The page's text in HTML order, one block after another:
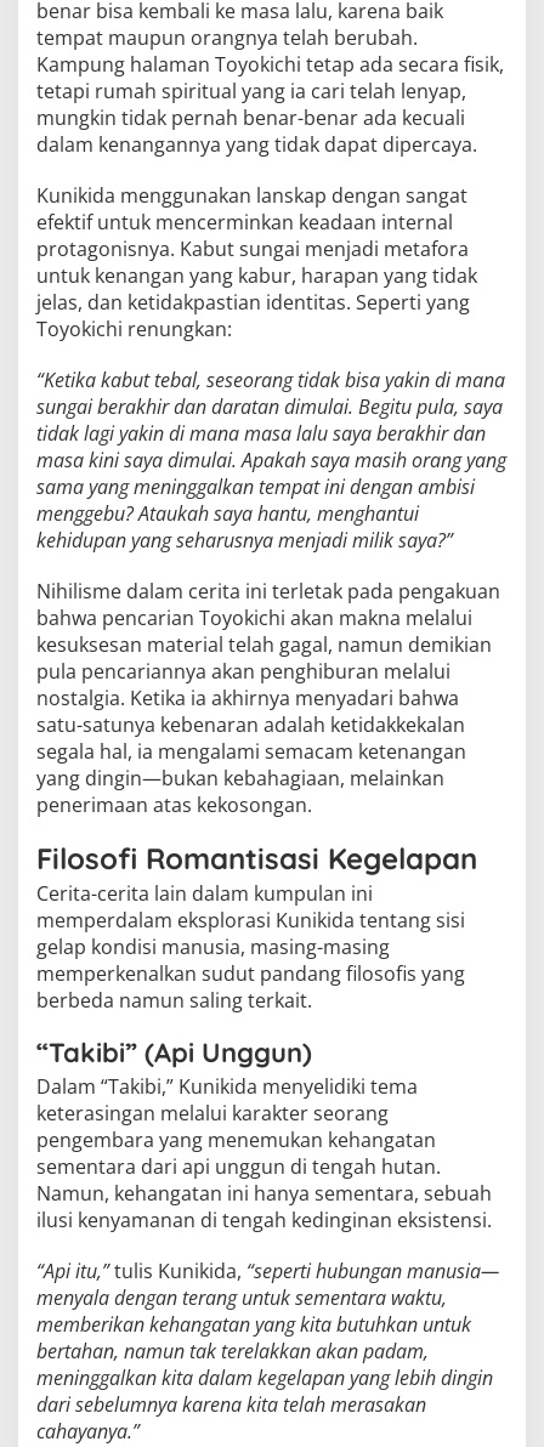
benar bisa kembali ke masa lalu, karena baik
tempat maupun orangnya telah berubah.
Kampung halaman Toyokichi tetap ada secara fisik,
tetapi rumah spiritual yang ia cari telah lenyap,
mungkin tidak pernah benar-benar ada kecuali
dalam kenangannya yang tidak dapat dipercaya.
Kunikida menggunakan lanskap dengan sangat
efektif untuk mencerminkan keadaan internal
protagonisnya. Kabut sungai menjadi metafora
untuk kenangan yang kabur, harapan yang tidak
jelas, dan ketidakpastian identitas. Seperti yang
Toyokichi renungkan:
“Ketika kabut tebal, seseorang tidak bisa yakin di mana
sungai berakhir dan daratan dimulai. Begitu pula, saya
tidak lagi yakin di mana masa lalu saya berakhir dan
masa kini saya dimulai. Apakah saya masih orang yang
sama yang meninggalkan tempat ini dengan ambisi
menggebu? Ataukah saya hantu, menghantui
kehidupan yang seharusnya menjadi milik saya?”
Nihilisme dalam cerita ini terletak pada pengakuan
bahwa pencarian Toyokichi akan makna melalui
kesuksesan material telah gagal, namun demikian
pula pencariannya akan penghiburan melalui
nostalgia. Ketika ia akhirnya menyadari bahwa
satu-satunya kebenaran adalah ketidakkekalan
segala hal, ia mengalami semacam ketenangan
yang dingin—bukan kebahagiaan, melainkan
penerimaan atas kekosongan.
Filosofi Romantisasi Kegelapan
Cerita-cerita lain dalam kumpulan ini
memperdalam eksplorasi Kunikida tentang sisi
gelap kondisi manusia, masing-masing
memperkenalkan sudut pandang filosofis yang
berbeda namun saling terkait.
“Takibi” (Api Unggun)
Dalam “Takibi,” Kunikida menyelidiki tema
keterasingan melalui karakter seorang
pengembara yang menemukan kehangatan
sementara dari api unggun di tengah hutan.
Namun, kehangatan ini hanya sementara, sebuah
ilusi kenyamanan di tengah kedinginan eksistensi.
“Api itu,”tulis Kunikida, “seperti hubungan manusia—
menyala dengan terang untuk sementara waktu,
memberikan kehangatan yang kita butuhkan untuk
bertahan, namun tak terelakkan akan padam,
meninggalkan kita dalam kegelapan yang lebih dingin
dari sebelumnya karena kita telah merasakan
cahayanya.”